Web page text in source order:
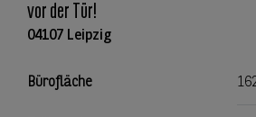
vor der Tür!
04107 Leipzig
Bürofläche